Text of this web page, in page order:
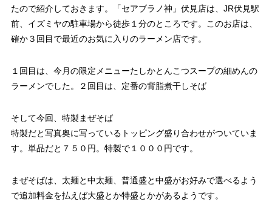
たので紹介しておきます。「セアブラノ神」伏見店は、JR伏見駅
前、イズミヤの駐車場から徒歩１分のところです。このお店は、
確か３回目で最近のお気に入りのラーメン店です。
１回目は、今月の限定メニューたしかとんこつスープの細めんの
ラーメンでした。２回目は、定番の背脂煮干しそば
そして今回、特製まぜそば
特製だと写真奥に写っているトッピング盛り合わせがついていま
す。単品だと７５０円。特製で１０００円です。
まぜそばは、太麺と中太麺、普通盛と中盛がお好みで選べるよう
で追加料金を払えば大盛とか特盛とかがあるようです。